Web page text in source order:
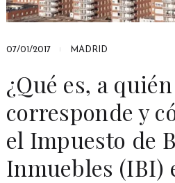
07/01/2017 MADRID
¿Qué es, a quién
corresponde y
el Impuesto de
Inmuebles (IBI)